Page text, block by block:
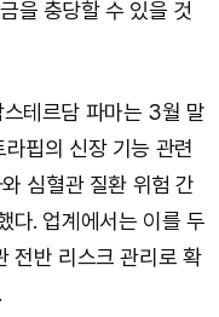
을 충당할 수 있을 것
테르담 파마는 3월 말
핍의 신장 기능 관련
심혈관 질환 위험 간
다. 업계에서는 이를 두
전반 리스크 관리로 확